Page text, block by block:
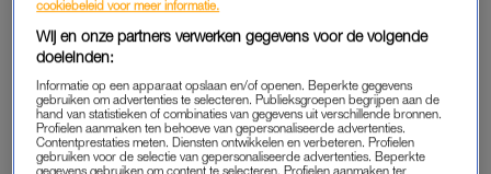
vragen waar je zelf misschien niet bij iemand mee terecht
kunt.
cookiebeleid voor meer informatie.
Wij en onze partners verwerken gegevens voor de volgende
doeleinden:
Informatie op een apparaat opslaan en/of openen. Beperkte gegevens
gebruiken om advertenties te selecteren. Publieksgroepen begrijpen aan de
hand van statistieken of combinaties van gegevens uit verschillende bronnen.
Profielen aanmaken ten behoeve van gepersonaliseerde advertenties.
Contentprestaties meten. Diensten ontwikkelen en verbeteren. Profielen
gebruiken voor de selectie van gepersonaliseerde advertenties. Beperkte
gegevens gebruiken om content te selecteren. Profielen aanmaken ter